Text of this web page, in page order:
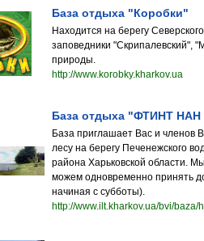
База отдыха "Коробки"
Находится на берегу
заповедники "Скрипалевский",
природы.
http://www.korobky.kharkov.ua
База отдыха "ФТИНТ НАН
База приглашает Вас и членов
лесу на берегу Печенежского
района Харьковской области.
можем одновременно принять
начиная с субботы).
http://www.ilt.kharkov.ua/bvi/baza/